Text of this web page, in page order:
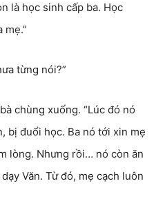
là học sinh cấp ba. Học
mẹ.”
từng nói?”
chùng xuống. “Lúc đó nó
bị đuổi học. Ba nó tới xin mẹ
lòng. Nhưng rồi… nó còn ăn
Văn. Từ đó, mẹ cạch luôn